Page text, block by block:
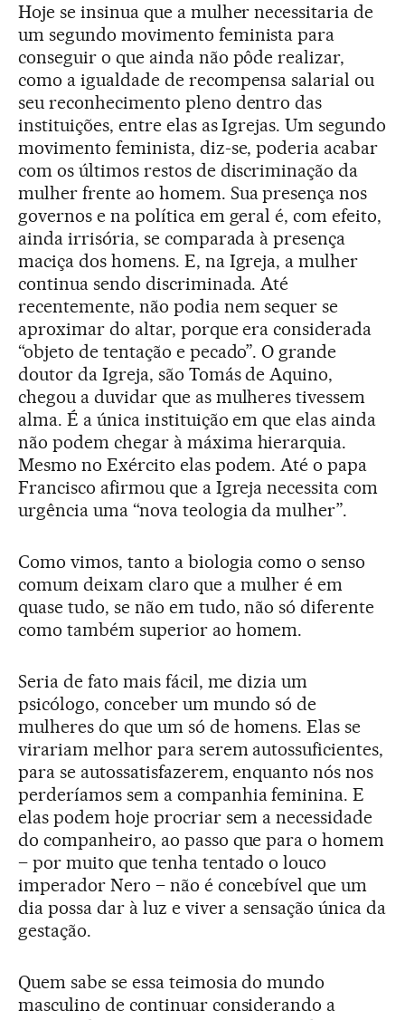
Hoje se insinua que a mulher necessitaria de
um segundo movimento feminista para
conseguir o que ainda não pôde realizar,
como a igualdade de recompensa salarial ou
seu reconhecimento pleno dentro das
instituições, entre elas as Igrejas. Um segundo
movimento feminista, diz-se, poderia acabar
com os últimos restos de discriminação da
mulher frente ao homem. Sua presença nos
governos e na política em geral é, com efeito,
ainda irrisória, se comparada à presença
maciça dos homens. E, na Igreja, a mulher
continua sendo discriminada. Até
recentemente, não podia nem sequer se
aproximar do altar, porque era considerada
“objeto de tentação e pecado”. O grande
doutor da Igreja, são Tomás de Aquino,
chegou a duvidar que as mulheres tivessem
alma. É a única instituição em que elas ainda
não podem chegar à máxima hierarquia.
Mesmo no Exército elas podem. Até o papa
Francisco afirmou que a Igreja necessita com
urgência uma “nova teologia da mulher”.
Como vimos, tanto a biologia como o senso
comum deixam claro que a mulher é em
quase tudo, se não em tudo, não só diferente
como também superior ao homem.
Seria de fato mais fácil, me dizia um
psicólogo, conceber um mundo só de
mulheres do que um só de homens. Elas se
virariam melhor para serem autossuficientes,
para se autossatisfazerem, enquanto nós nos
perderíamos sem a companhia feminina. E
elas podem hoje procriar sem a necessidade
do companheiro, ao passo que para o homem
– por muito que tenha tentado o louco
imperador Nero – não é concebível que um
dia possa dar à luz e viver a sensação única da
gestação.
Quem sabe se essa teimosia do mundo
masculino de continuar considerando a